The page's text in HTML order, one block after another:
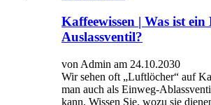
Kaffeewissen | Was ist ein
Auslassventil?
von Admin am 24.10.2030
Wir sehen oft „Luftlöcher“ auf
man auch als Einweg-
kann. Wissen Sie, wozu sie